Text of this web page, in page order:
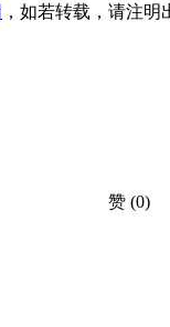
，如若转载，请注明
赞 (0)